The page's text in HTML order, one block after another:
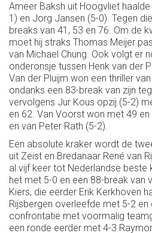
Ameer Baksh uit Hoogvliet
1) en Jorg Jansen (5-0). Tegen
breaks van 41, 53 en 76. Om de
moet hij straks Thomas Meijer
van Michael Chung. Ook volgt er
onderonsje tussen Henk van der
Van der Pluijm won een thriller
ondanks een 83-break van zijn
vervolgens Jur Kous opzij (5-2)
en 62. Van Voorst won met 49
en van Peter Rath (5-2).
Een absolute kraker wordt de
uit Zeist en Bredanaar René van
al vijf keer tot Nederlandse beste
het met 5-0 en een 88-break van
Kiers, die eerder Erik Kerkhoven
Rijsbergen overleefde met 5-2 en
confrontatie met voormalig
een ronde eerder met 4-3